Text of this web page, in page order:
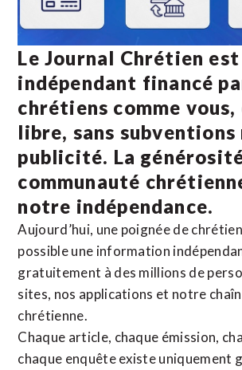
Le Journal Chrétien
indépendant financé
chrétiens comme vous,
libre, sans subventions
publicité. La
communauté
notre indépendance.
Aujourd’hui, une poignée de
possible une information
gratuitement à des millions de
sites, nos applications et notre
chrétienne.
Chaque article, chaque émission,
chaque enquête existe uniquement